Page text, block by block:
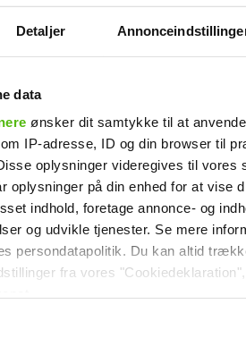
Detaljer
data
ønsker dit samtykke til at
IP-adresse, ID og din browser til
oplysninger videregives til vores
oplysninger på din enhed for at vise
indhold, foretage annonce- og
og udvikle tjenester. Se mere
persondatapolitik. Du kan altid
fra vores
hele websitet.
Jesper Skibby
deler stor